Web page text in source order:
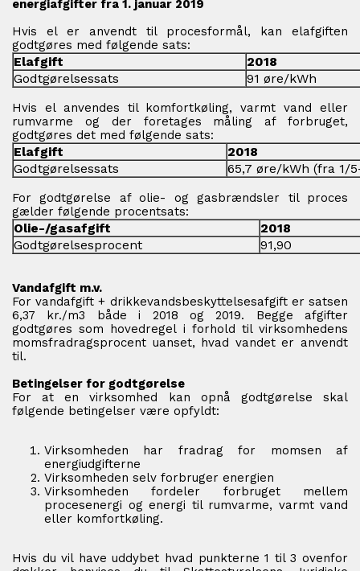
energiafgifter fra 1. januar 2019
Hvis el er anvendt til procesformål, kan elafgiften
godtgøres med følgende sats:
Elafgift
2018
Godtgørelsessats
91 øre/kWh
Hvis el anvendes til komfortkøling, varmt vand eller
rumvarme og der foretages måling af forbruget,
godtgøres det med følgende sats:
Elafgift
2018
Godtgørelsessats
65,7 øre/kWh (fra 1/
For godtgørelse af olie- og gasbrændsler til proces
gælder følgende procentsats:
Olie-/gasafgift
2018
Godtgørelsesprocent
91,90
Vandafgift m.v.
For vandafgift + drikkevandsbeskyttelsesafgift er satsen
6,37 kr./m3 både i 2018 og 2019. Begge afgifter
godtgøres som hovedregel i forhold til virksomhedens
momsfradragsprocent uanset, hvad vandet er anvendt
til.
Betingelser for godtgørelse
For at en virksomhed kan opnå godtgørelse skal
følgende betingelser være opfyldt:
Virksomheden har fradrag for momsen af
energiudgifterne
Virksomheden selv forbruger energien
Virksomheden fordeler forbruget mellem
procesenergi og energi til rumvarme, varmt vand
eller komfortkøling.
Hvis du vil have uddybet hvad punkterne 1 til 3 ovenfor